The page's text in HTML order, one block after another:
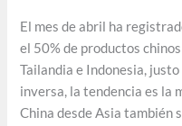
El mes de abril ha
el 50% de productos
Tailandia e Indonesia,
inversa, la tendencia es la
China desde Asia también